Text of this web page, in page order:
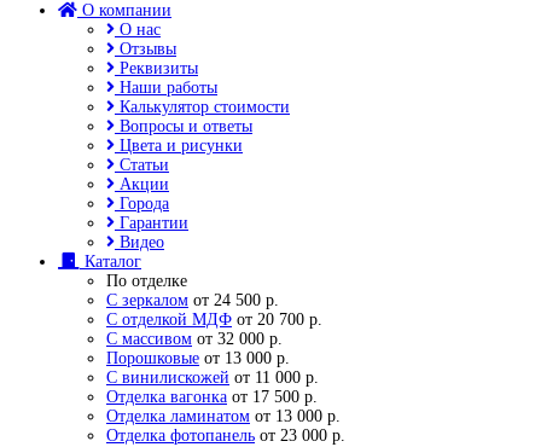
О компании
О нас
Отзывы
Реквизиты
Наши работы
Калькулятор стоимости
Вопросы и ответы
Цвета и рисунки
Статьи
Акции
Города
Гарантии
Видео
Каталог
По отделке
С зеркалом от 24 500 р.
С отделкой МДФ от 20 700 р.
С массивом от 32 000 р.
Порошковые от 13 000 р.
С винилискожей от 11 000 р.
Отделка вагонка от 17 500 р.
Отделка ламинатом от 13 000 р.
Отделка фотопанель от 23 000 р.